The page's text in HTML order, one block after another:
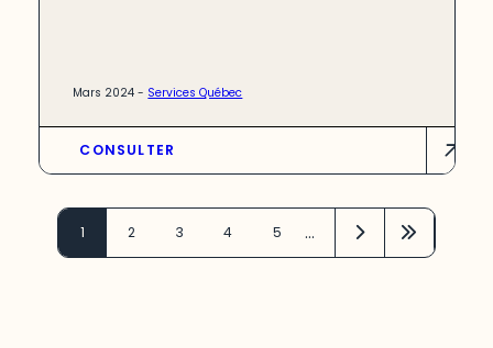
Mars 2024 - Services Québec
CONSULTER
1 2 3 4 5 …